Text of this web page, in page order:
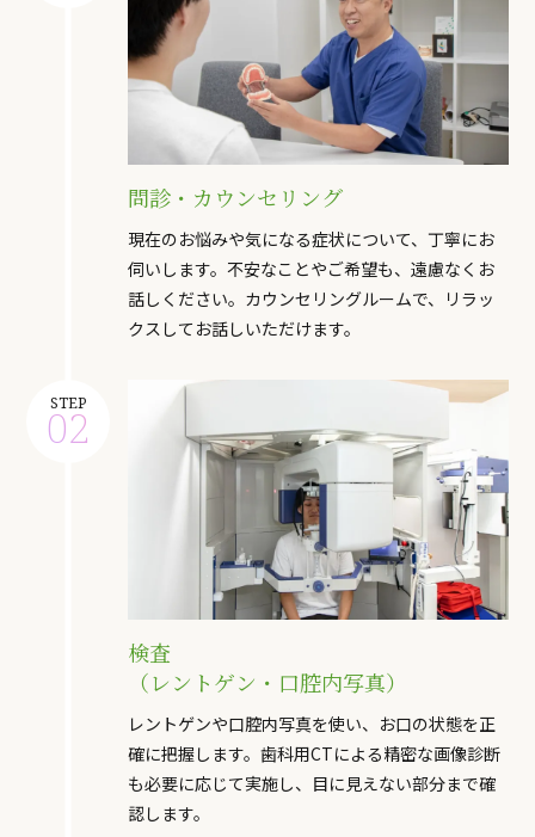
問診・カウンセリング
現在のお悩みや気になる症状について、丁寧にお
伺いします。不安なことやご希望も、遠慮なくお
話しください。カウンセリングルームで、リラッ
クスしてお話しいただけます。
STEP
02
検査
（レントゲン・口腔内写真）
レントゲンや口腔内写真を使い、お口の状態を正
確に把握します。歯科用CTによる精密な画像診断
も必要に応じて実施し、目に見えない部分まで確
認します。